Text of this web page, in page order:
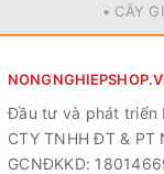
✔️ Bán Kính Tưới:
✔️ Bẻ miếng chặn
✔️ Áp Suất Làm Việc:
• CÂY
Đầu tư và phát triển
CTY TNHH ĐT & PT
GCNĐKKD: